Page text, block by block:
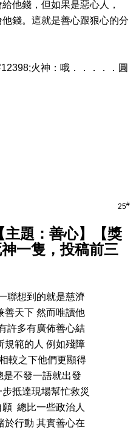
他錢，但如果是惡心人，
錢。這就是善心跟狠心的分
火神：哦．．．．．圓
25#
題：善心】【獎
一隻，投稿前三
聯想到的就是慈濟
善天下 然而唯讀他
許多有廣佈善心結
規範的人 例如殘障
較之下他們更顯得
是不發一語就出發
抵達現場幫忙救災
總比一些政治人
於行動 其實善心在